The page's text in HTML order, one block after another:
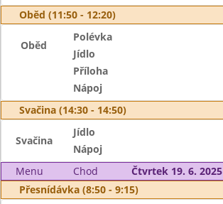
Oběd (11:50 - 12:20)
Oběd
Polévka
Jídlo
Příloha
Nápoj
Svačina (14:30 - 14:50)
Svačina
Jídlo
Nápoj
Menu
Chod
Čtvrtek 19. 6. 2025
Přesnídávka (8:50 - 9:15)